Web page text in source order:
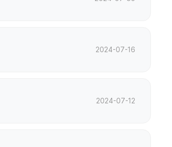
2024-07-16
2024-07-12